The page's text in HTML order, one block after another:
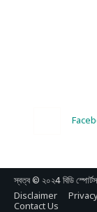
স্বত্ব © ২০২4 বিডি
Disclaimer
Contact Us